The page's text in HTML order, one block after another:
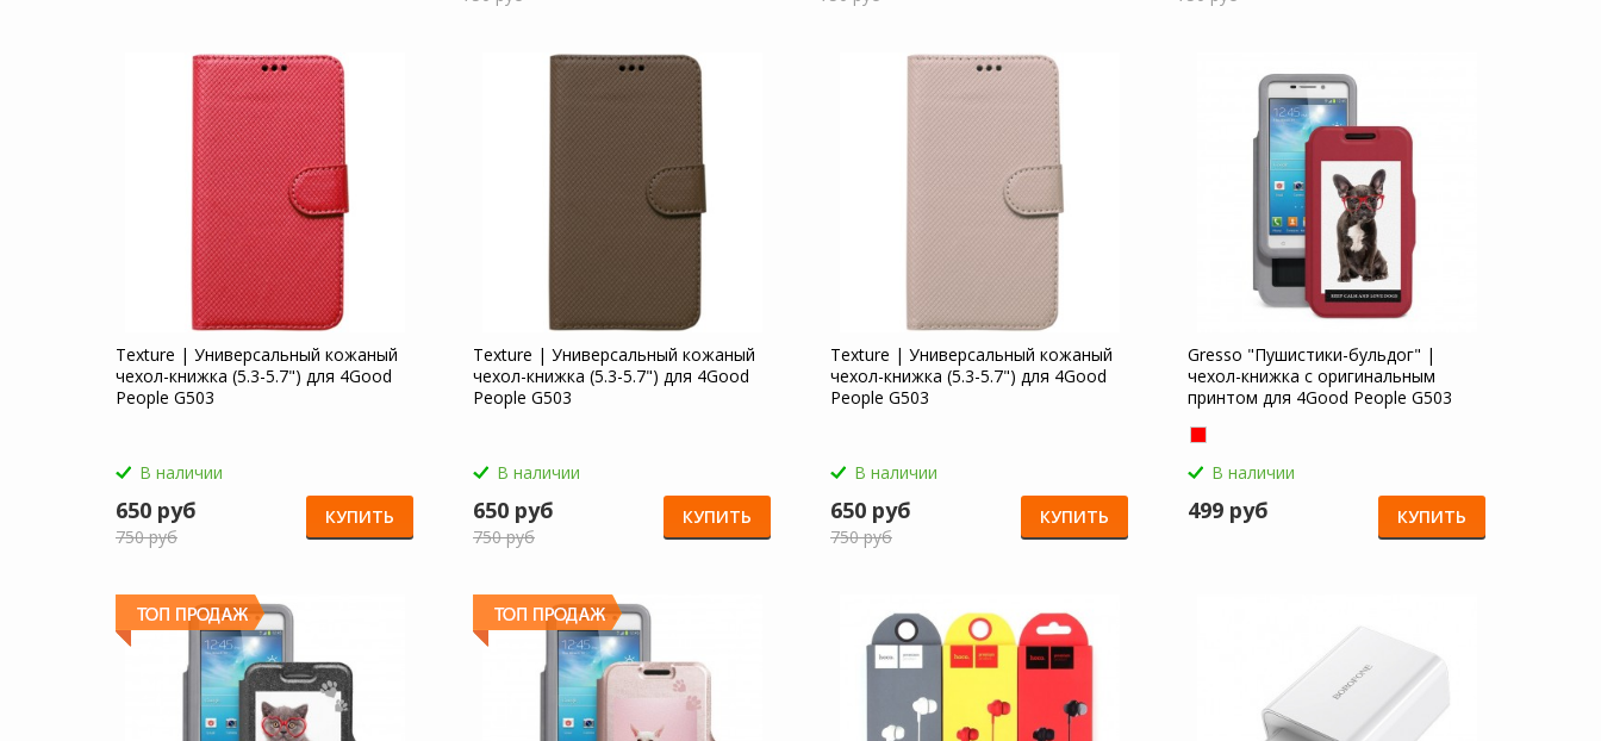
Texture | Универсальный кожаный
чехол-книжка (5.3-5.7") для 4Good
People G503
В наличии
650 руб
750 руб
КУПИТЬ
Texture | Универсальный кожаный
чехол-книжка (5.3-5.7") для 4Good
People G503
В наличии
650 руб
750 руб
КУПИТЬ
Texture | Универсальный кожаный
чехол-книжка (5.3-5.7") для 4Good
People G503
В наличии
650 руб
750 руб
КУПИТЬ
Gresso "Пушистики-бульдог" |
чехол-книжка с оригинальным
принтом для 4Good People G503
В наличии
499 руб КУПИТЬ